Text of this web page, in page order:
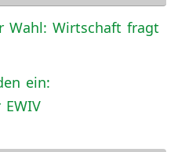
Wahl: Wirtschaft fragt
ein: